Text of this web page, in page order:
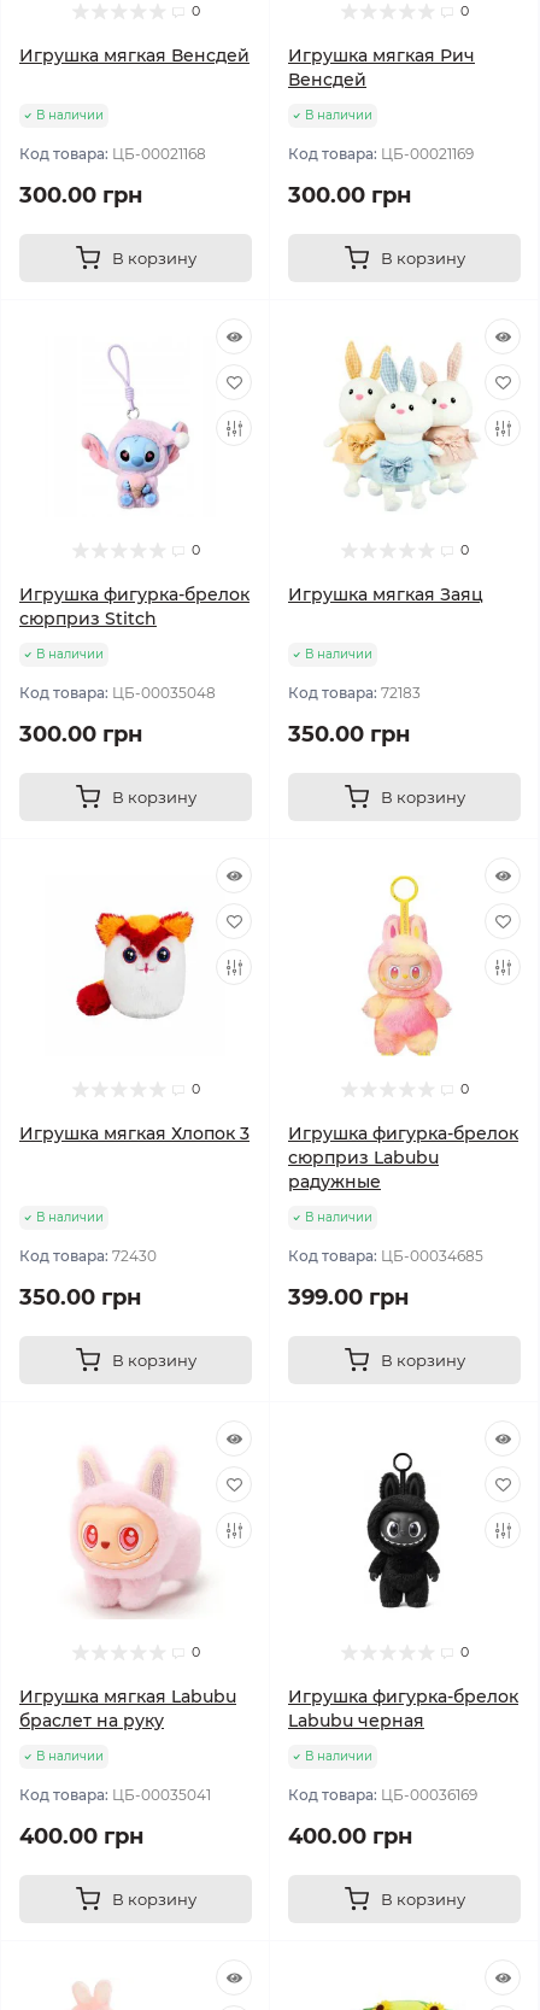
0
Игрушка мягкая Венсдей
В наличии
Код товара: ЦБ-00021168
300.00 грн
В корзину
0
Игрушка мягкая Рич
Венсдей
В наличии
Код товара: ЦБ-00021169
300.00 грн
В корзину
0
Игрушка фигурка-брелок
сюрприз Stitch
В наличии
Код товара: ЦБ-00035048
300.00 грн
В корзину
0
Игрушка мягкая Заяц
В наличии
Код товара: 72183
350.00 грн
В корзину
0
Игрушка мягкая Хлопок 3
В наличии
Код товара: 72430
350.00 грн
В корзину
0
Игрушка фигурка-брелок
сюрприз Labubu
радужные
В наличии
Код товара: ЦБ-00034685
399.00 грн
В корзину
0
Игрушка мягкая Labubu
браслет на руку
В наличии
Код товара: ЦБ-00035041
400.00 грн
В корзину
0
Игрушка фигурка-брелок
Labubu черная
В наличии
Код товара: ЦБ-00036169
400.00 грн
В корзину